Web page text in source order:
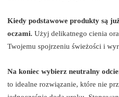
Kiedy podstawowe produkty są
oczami. Użyj delikatnego cienia
Twojemu spojrzeniu świeżości i
Na koniec wybierz neutralny
to idealne rozwiązanie, które nie